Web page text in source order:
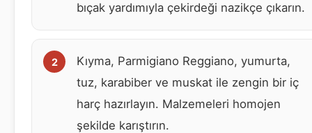
bıçak yardımıyla çekirdeği nazikçe çıkarın.
Kıyma, Parmigiano Reggiano, yumurta,
tuz, karabiber ve muskat ile zengin bir iç
harç hazırlayın. Malzemeleri homojen
şekilde karıştırın.